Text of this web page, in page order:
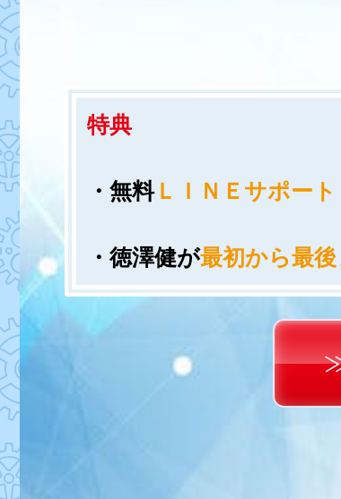
特典
・ 無料ＬＩＮＥサポート
・徳澤健が最初から最